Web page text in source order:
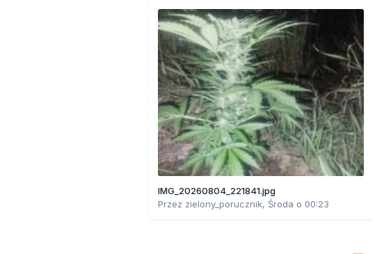
IMG_20260804_221841.jpg
Przez zielony_porucznik, Środa o 00:23